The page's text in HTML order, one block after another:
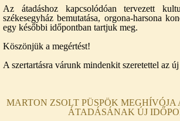
Az átadáshoz kapcsolódóan tervezett
székesegyház bemutatása, orgona-harsona
egy későbbi időpontban tartjuk meg.
Köszönjük a megértést!
A szertartásra várunk mindenkit szeretettel az
MARTON ZSOLT PÜSPÖK MEGHÍVÓJA
ÁTADÁSÁNAK ÚJ